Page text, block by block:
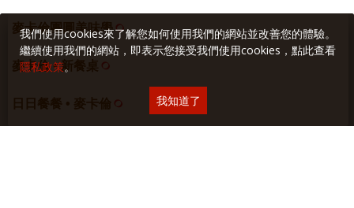
麥卡倫團圓美味學
麥卡倫 • 新餐桌
日日餐餐 • 麥卡倫
我們使用cookies來了解您如何使用我們的網站並改善您的體驗。
繼續使用我們的網站，即表示您接受我們使用cookies，點此查看
隱私政策。
我知道了